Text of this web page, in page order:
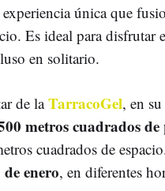
única que
Es ideal para disfrutar
en solitario.
de laTarracoGel, en
metros cuadrados de
cuadrados de
enero, en diferentes